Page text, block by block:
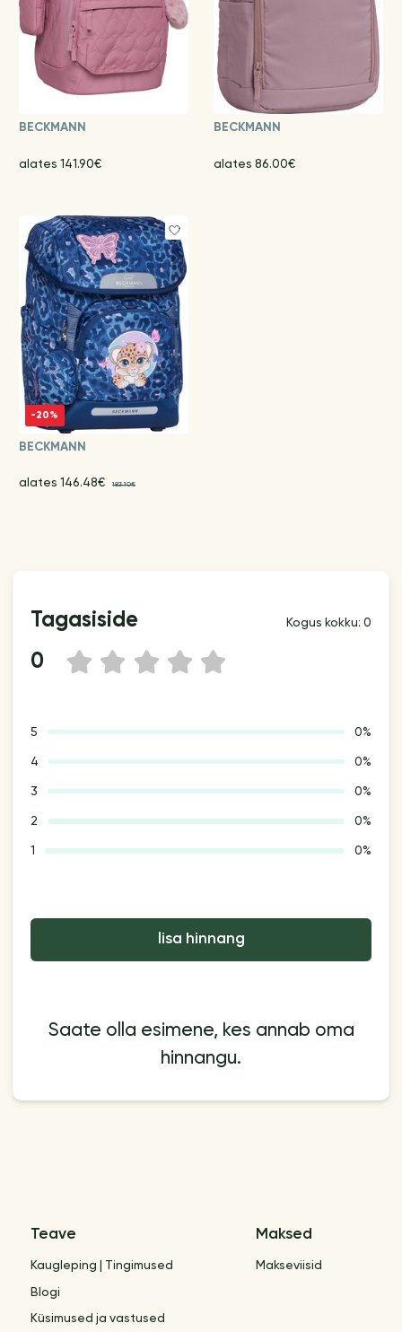
BECKMANN
alates 141.90€
BECKMANN
alates 86.00€
-20%
BECKMANN
alates 146.48€ 183.10€
Tagasiside Kogus kokku: 0
0 5
4
3
2
1
5 0%
4 0%
3 0%
2 0%
1 0%
lisa hinnang
Saate olla esimene, kes annab oma
hinnangu.
Teave
Kaugleping | Tingimused
Blogi
Küsimused ja vastused
Maksed
Makseviisid